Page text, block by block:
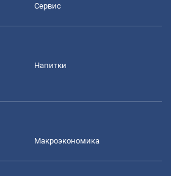
Сервис
Напитки
Mакроэкономика